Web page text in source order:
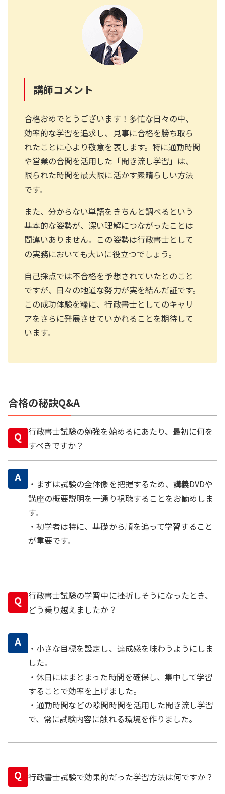
講師コメント
合格おめでとうございます！多忙な日々の中、
効率的な学習を追求し、見事に合格を勝ち取ら
れたことに心より敬意を表します。特に通勤時間
や営業の合間を活用した「聞き流し学習」は、
限られた時間を最大限に活かす素晴らしい方法
です。
また、分からない単語をきちんと調べるという
基本的な姿勢が、深い理解につながったことは
間違いありません。この姿勢は行政書士として
の実務においても大いに役立つでしょう。
自己採点では不合格を予想されていたとのこと
ですが、日々の地道な努力が実を結んだ証です。
この成功体験を糧に、行政書士としてのキャリ
アをさらに発展させていかれることを期待して
います。
合格の秘訣Q&A
Q 行政書士試験の勉強を始めるにあたり、最初に何を
すべきですか？
A
・まずは試験の全体像を把握するため、講義DVDや
講座の概要説明を一通り視聴することをお勧めしま
す。
・初学者は特に、基礎から順を追って学習すること
が重要です。
Q 行政書士試験の学習中に挫折しそうになったとき、
どう乗り越えましたか？
A
・小さな目標を設定し、達成感を味わうようにしま
した。
・休日にはまとまった時間を確保し、集中して学習
することで効率を上げました。
・通勤時間などの隙間時間を活用した聞き流し学習
で、常に試験内容に触れる環境を作りました。
Q 行政書士試験で効果的だった学習方法は何ですか？